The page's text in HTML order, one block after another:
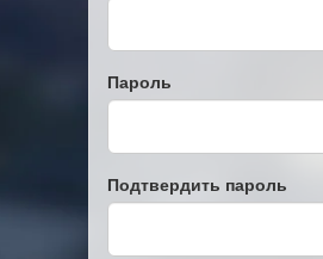
Пароль
Подтвердить пароль